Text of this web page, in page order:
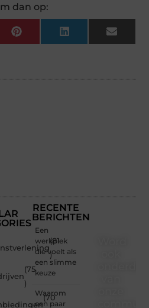
dan op:
Pinterest LinkedIn Email
(81
)
(75
)
(70
RECENTE
BERICHTEN
Een
werkplek
die voelt als
een slimme
keuze
Waarom
een paar